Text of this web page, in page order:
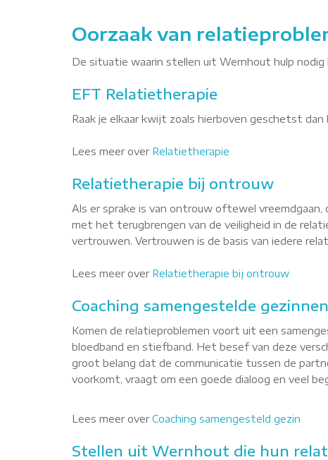
Oorzaak van
De situatie waarin stellen uit Wernhout hulp nodig
EFT Relatietherapie
Raak je elkaar kwijt zoals hierboven geschetst
Lees meer over Relatietherapie
Relatietherapie bij ontrouw
Als er sprake is van ontrouw oftewel
met het terugbrengen van de veiligheid in de
vertrouwen. Vertrouwen is de basis van iedere
Lees meer over Relatietherapie bij ontrouw
Coaching samengestelde
Komen de relatieproblemen voort uit een
bloedband en stiefband. Het besef van deze
groot belang dat de communicatie tussen de
voorkomt, vraagt om een goede dialoog en veel
Lees meer overCoaching samengesteld gezin
Stellen uit Wernhout die hun